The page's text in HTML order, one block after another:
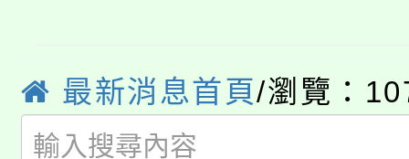
版
公告本校115學年度第
代理(課)教師甄選結果(
「2026金融保險知識
最新消息首頁/瀏覽：